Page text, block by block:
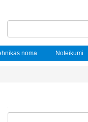
noma Noteikumi